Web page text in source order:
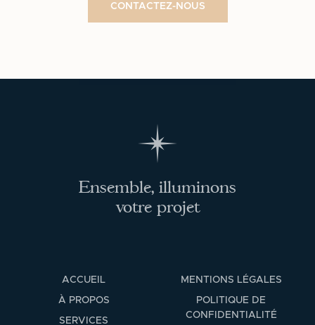
CONTACTEZ-NOUS
ACCUEIL
À PROPOS
SERVICES
Ensemble, illuminons
votre projet
MENTIONS LÉGALES
POLITIQUE DE
CONFIDENTIALITÉ